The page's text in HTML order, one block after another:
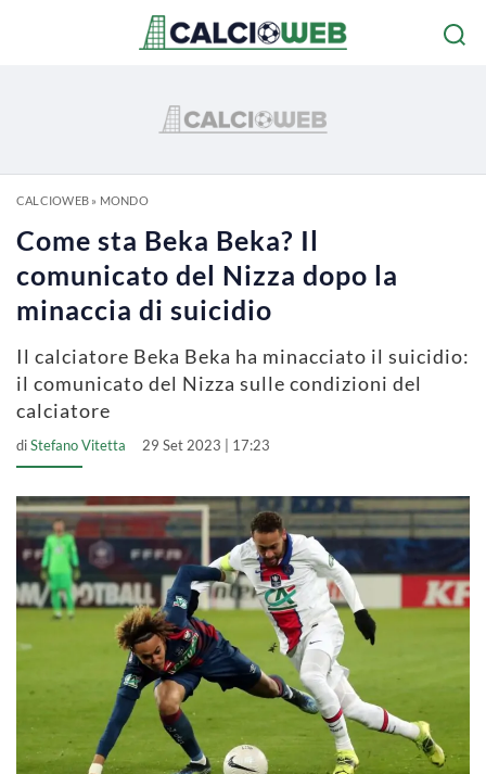
CALCIOWEB» MONDO
Come sta Beka Beka? Il
comunicato del Nizza dopo la
minaccia di suicidio
Il calciatore Beka Beka ha minacciato il suicidio:
il comunicato del Nizza sulle condizioni del
calciatore
diStefano Vitetta 29 Set 2023 | 17:23